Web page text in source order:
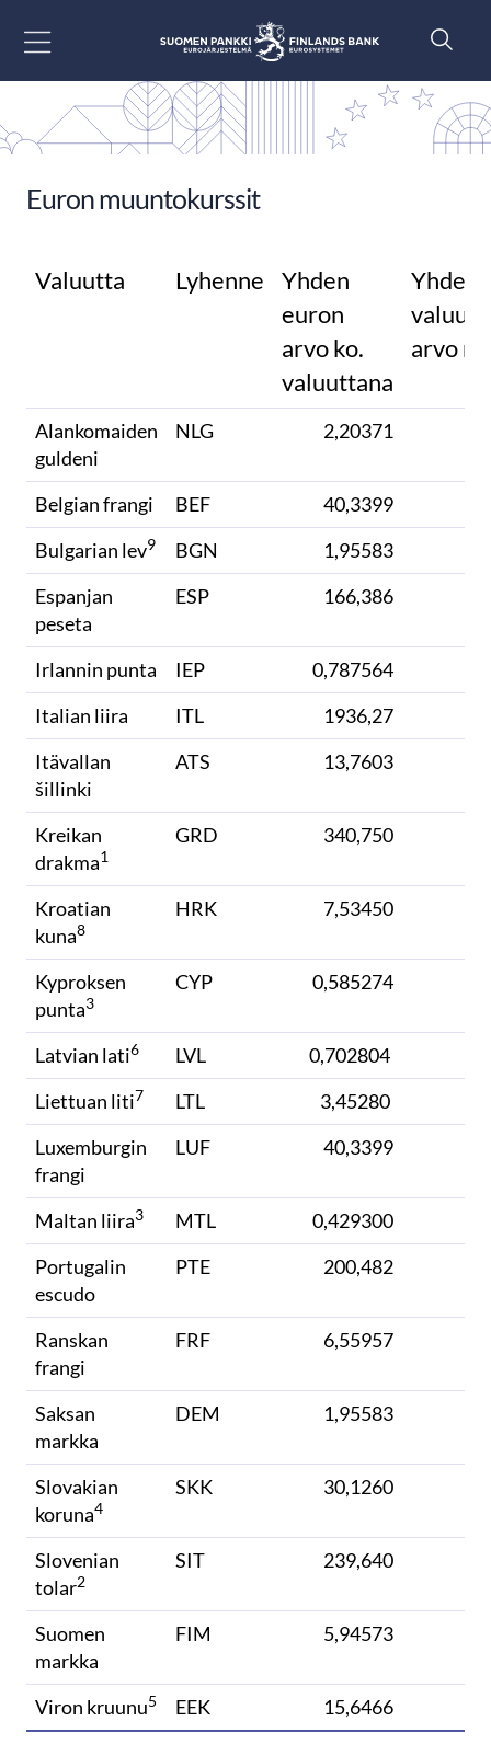
Euron muuntokurssit
Valuutta Lyhenne
Yhden
euron
arvo ko.
valuuttana
Yhden
arvo
Alankomaiden
guldeni
NLG 2,20371
Belgian frangi BEF
40,3399
Bulgarian lev9 BGN
1,95583
Espanjan
peseta
ESP 166,386
Irlannin punta IEP
0,787564
Italian liira
ITL 1936,27
Itävallan
šillinki
ATS 13,7603
Kreikan
drakma1
GRD 340,750
Kroatian
kuna8
HRK 7,53450
Kyproksen
punta3
CYP 0,585274
Latvian lati6 LVL
0,702804
Liettuan liti7 LTL
3,45280
Luxemburgin
frangi
LUF 40,3399
Maltan liira3 MTL
0,429300
Portugalin
escudo
PTE 200,482
Ranskan
frangi
FRF 6,55957
Saksan
markka
DEM 1,95583
Slovakian
koruna4
SKK 30,1260
Slovenian
tolar2
SIT 239,640
Suomen
markka
FIM 5,94573
Viron kruunu5 EEK​ 15,6466​